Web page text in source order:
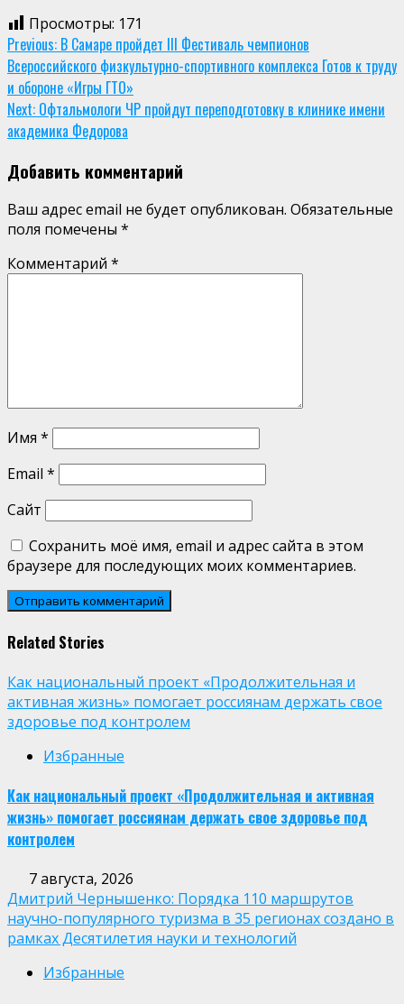
Просмотры: 171
Continue
Reading
Previous: В Самаре пройдет III Фестиваль чемпионов
Всероссийского физкультурно-спортивного комплекса Готов к труду
и обороне «Игры ГТО»
Next: Офтальмологи ЧР пройдут переподготовку в клинике имени
академика Федорова
Добавить комментарий
Ваш адрес email не будет опубликован. Обязательные
поля помечены *
Комментарий *
Имя *
Email *
Сайт
Сохранить моё имя, email и адрес сайта в этом
браузере для последующих моих комментариев.
Related Stories
Как национальный проект «Продолжительная и
активная жизнь» помогает россиянам держать свое
здоровье под контролем
Избранные
Как национальный проект «Продолжительная и активная
жизнь» помогает россиянам держать свое здоровье под
контролем
7 августа, 2026
Дмитрий Чернышенко: Порядка 110 маршрутов
научно-популярного туризма в 35 регионах создано в
рамках Десятилетия науки и технологий
Избранные